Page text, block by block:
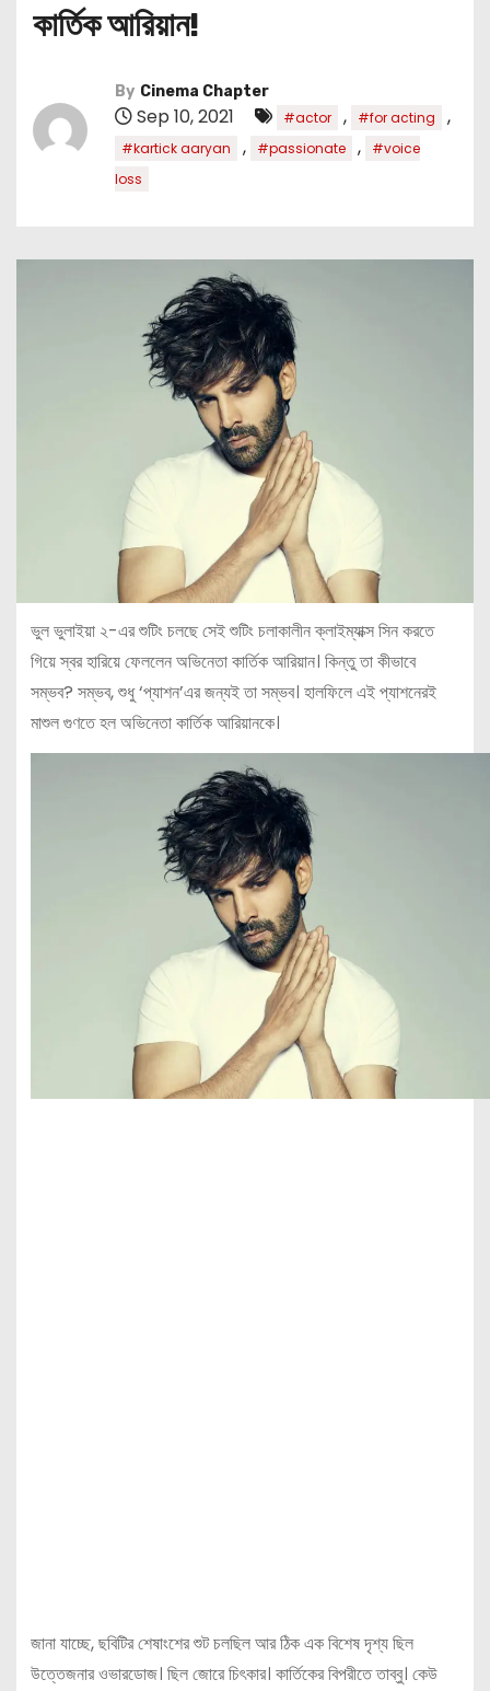
কার্তিক আরিয়ান!
By Cinema Chapter
Sep 10, 2021 #actor , #for acting ,
#kartick aaryan , #passionate ,
#voice
loss
ভুল ভুলাইয়া ২-এর শুটিং চলছে সেই শুটিং চলাকালীন ক্লাইম্যাক্স সিন করতে
গিয়ে স্বর হারিয়ে ফেললেন অভিনেতা কার্তিক আরিয়ান। কিন্তু তা কীভাবে
সম্ভব? সম্ভব, শুধু ‘প্যাশন’এর জন্যই তা সম্ভব। হালফিলে এই প্যাশনেরই
মাশুল গুণতে হল অভিনেতা কার্তিক আরিয়ানকে।
জানা যাচ্ছে, ছবিটির শেষাংশের শুট চলছিল আর ঠিক এক বিশেষ দৃশ্য ছিল
উত্তেজনার ওভারডোজ। ছিল জোরে চিৎকার। কার্তিকের বিপরীতে তাব্বু। কেউ